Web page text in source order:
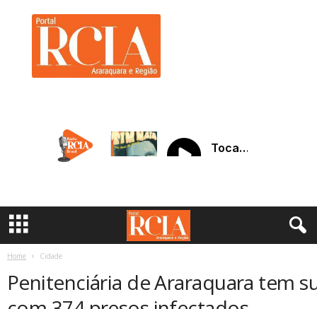
a
Home Cidade
Penitenciária de Araraquara tem